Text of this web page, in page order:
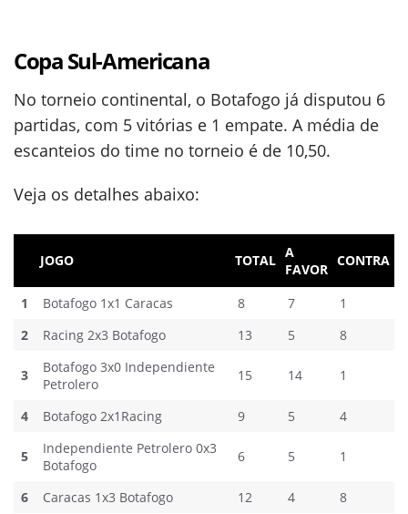
Copa Sul-Americana
No torneio continental, o Botafogo já disputou 6
partidas, com 5 vitórias e 1 empate. A média de
escanteios do time no torneio é de 10,50.
Veja os detalhes abaixo:
JOGO TOTAL A
FAVOR
CONTRA
1 Botafogo 1x1 Caracas 8 7
1
2
Racing 2x3 Botafogo 13 5 8
3
Botafogo 3x0 Independiente
Petrolero
15 14 1
4 Botafogo 2x1Racing 9 5 4
5
Independiente Petrolero 0x3
Botafogo
6 5 1
6 Caracas 1x3 Botafogo 12 4
8